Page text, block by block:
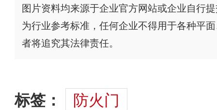
图片资料均来源于企业官方网站或企业自行
为行业参考标准，任何企业不得用于各种平
者将追究其法律责任。
标签： 防火门